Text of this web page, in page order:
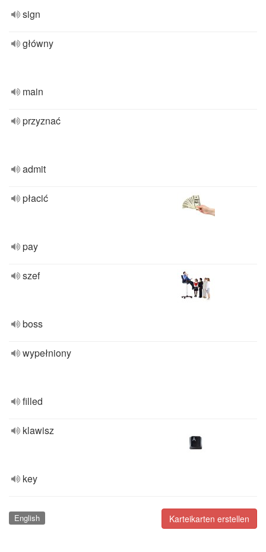
sign
główny
main
przyznać
admit
płacić
pay
szef
boss
wypełniony
filled
klawisz
key
Karteikarten erstellen
English